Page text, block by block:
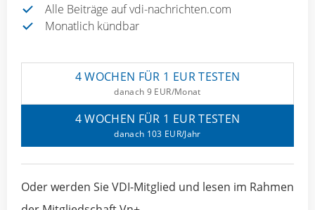
Alle Beiträge auf vdi-nachrichten.com
Monatlich kündbar
4 WOCHEN FÜR 1 EUR TESTEN
danach 9 EUR/Monat
4 WOCHEN FÜR 1 EUR TESTEN
danach 103 EUR/Jahr
Oder werden Sie VDI-Mitglied und lesen im Rahmen